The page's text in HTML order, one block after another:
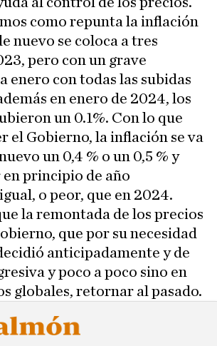
como repunta la inflación
nuevo se coloca a tres
pero con un grave
enero con todas las subidas
en enero de 2024, los
un 0.1%. Con lo que
el Gobierno, la inflación se va
un 0,4 % o un 0,5 % y
en principio de año
o peor, que en 2024.
la remontada de los precios
que por su necesidad
anticipadamente y de
y poco a poco sino en
globales, retornar al pasado.